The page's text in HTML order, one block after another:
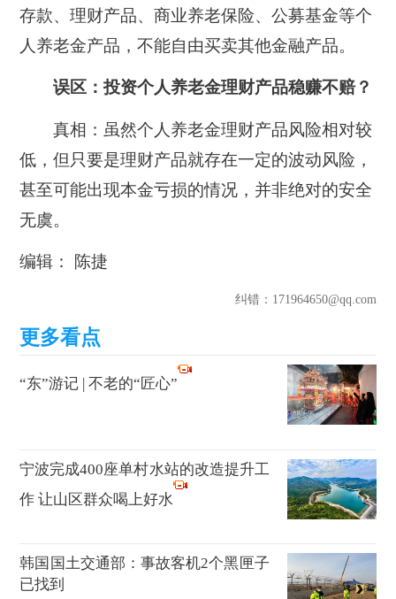
存款、理财产品、商业养老保险、公募基金等个
人养老金产品，不能自由买卖其他金融产品。
误区：投资个人养老金理财产品稳赚不赔？
真相： 虽然个人养老金理财产品风险相对较
低，但只要是理财产品就存在一定的波动风险，
甚至可能出现本金亏损的情况，并非绝对的安全
无虞。
编辑： 陈捷
纠错：171964650@qq.com
“东”游记 | 不老的“匠心”
宁波完成400座单村水站的改造提升工
作 让山区群众喝上好水
韩国国土交通部：事故客机2个黑匣子
已找到